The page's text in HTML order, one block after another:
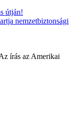
útján!
nemzetbiztonsági
írás az Amerikai